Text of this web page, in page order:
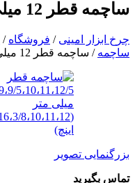
ساچمه قطر 12 میلی متر
چرخ ابزار امینی / فروشگاه /
ساچمه / ساچمه قطر 12 میلی متر
بزرگنمایی تصویر
تماس بگیرید